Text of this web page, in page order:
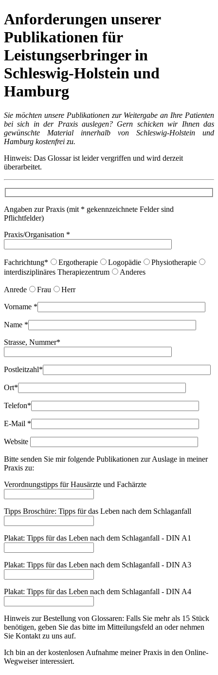
Anforderungen unserer
Publikationen für
Leistungserbringer in
Schleswig-Holstein und
Hamburg
Sie möchten unsere Publikationen zur Weitergabe an Ihre Patienten
bei sich in der Praxis auslegen? Gern schicken wir Ihnen das
gewünschte Material innerhalb von Schleswig-Holstein und
Hamburg kostenfrei zu.
Hinweis: Das Glossar ist leider vergriffen und wird derzeit
überarbeitet.
Angaben zur Praxis (mit * gekennzeichnete Felder sind
Pflichtfelder)
Praxis/Organisation *
Fachrichtung* Ergotherapie Logopädie
Physiotherapie
interdisziplinäres Therapiezentrum
Anderes
Anrede Frau Herr
Vorname *
Name *
Strasse, Nummer*
Postleitzahl*
Ort*
Telefon*
E-Mail *
Website
Bitte senden Sie mir folgende Publikationen zur Auslage in meiner
Praxis zu:
Verordnungstipps für Hausärzte und Fachärzte
Tipps Broschüre: Tipps für das Leben nach dem Schlaganfall
Plakat: Tipps für das Leben nach dem Schlaganfall - DIN A1
Plakat: Tipps für das Leben nach dem Schlaganfall - DIN A3
Plakat: Tipps für das Leben nach dem Schlaganfall - DIN A4
Hinweis zur Bestellung von Glossaren: Falls Sie mehr als 15 Stück
benötigen, geben Sie das bitte im Mitteilungsfeld an oder nehmen
Sie Kontakt zu uns auf.
Ich bin an der kostenlosen Aufnahme meiner Praxis in den Online-
Wegweiser interessiert.